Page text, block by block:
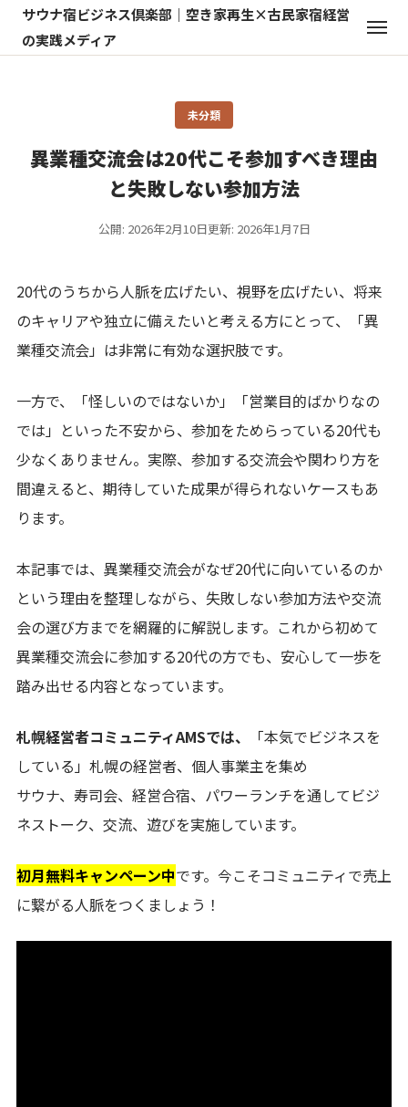
サウナ宿ビジネス倶楽部｜空き家再生×古民家宿経営
の実践メディア
未分類
異業種交流会は20代こそ参加すべき理由
と失敗しない参加方法
公開: 2026年2月10日更新: 2026年1月7日
20代のうちから人脈を広げたい、視野を広げたい、将来
のキャリアや独立に備えたいと考える方にとって、「異
業種交流会」は非常に有効な選択肢です。
一方で、「怪しいのではないか」「営業目的ばかりなの
では」といった不安から、参加をためらっている20代も
少なくありません。実際、参加する交流会や関わり方を
間違えると、期待していた成果が得られないケースもあ
ります。
本記事では、異業種交流会がなぜ20代に向いているのか
という理由を整理しながら、失敗しない参加方法や交流
会の選び方までを網羅的に解説します。これから初めて
異業種交流会に参加する20代の方でも、安心して一歩を
踏み出せる内容となっています。
札幌経営者コミュニティAMSでは、
「本気でビジネスを
している」札幌の経営者、個人事業主を集め
サウナ、寿司会、経営合宿、パワーランチを通してビジ
ネストーク、交流、遊びを実施しています。
初月無料キャンペーン中です。今こそコミュニティで売上
に繋がる人脈をつくましょう！